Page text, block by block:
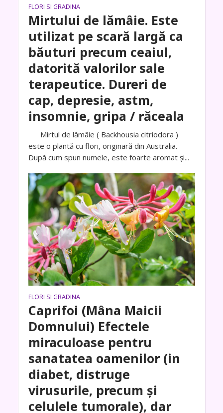
FLORI SI GRADINA
Mirtului de lămâie. Este
utilizat pe scară largă ca
băuturi precum ceaiul,
datorită valorilor sale
terapeutice. Dureri de
cap, depresie, astm,
insomnie, gripa / răceala
Mirtul de lămâie ( Backhousia citriodora )
este o plantă cu flori, originară din Australia.
După cum spun numele, este foarte aromat și...
FLORI SI GRADINA
Caprifoi (Mâna Maicii
Domnului) Efectele
miraculoase pentru
sanatatea oamenilor (in
diabet, distruge
virusurile, precum și
celulele tumorale), dar